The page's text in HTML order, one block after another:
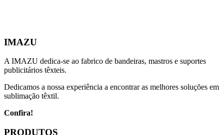
IMAZU
A IMAZU dedica-se ao fabrico de bandeiras, mastros e suportes
publicitários têxteis.
Dedicamos a nossa experiência a encontrar as melhores soluções em
sublimação têxtil.
Confira!
PRODUTOS